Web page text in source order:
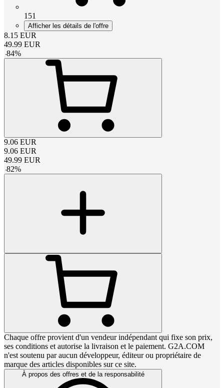
151
Afficher les détails de l'offre
8.15 EUR
49.99 EUR
-84%
9.06 EUR
9.06 EUR
49.99 EUR
-82%
Chaque offre provient d'un vendeur indépendant qui fixe son prix,
ses conditions et autorise la livraison et le paiement. G2A.COM
n'est soutenu par aucun développeur, éditeur ou propriétaire de
marque des articles disponibles sur ce site.
À propos des offres et de la responsabilité